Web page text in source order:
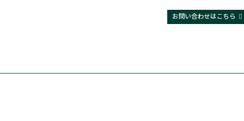
お問い合わせはこちら